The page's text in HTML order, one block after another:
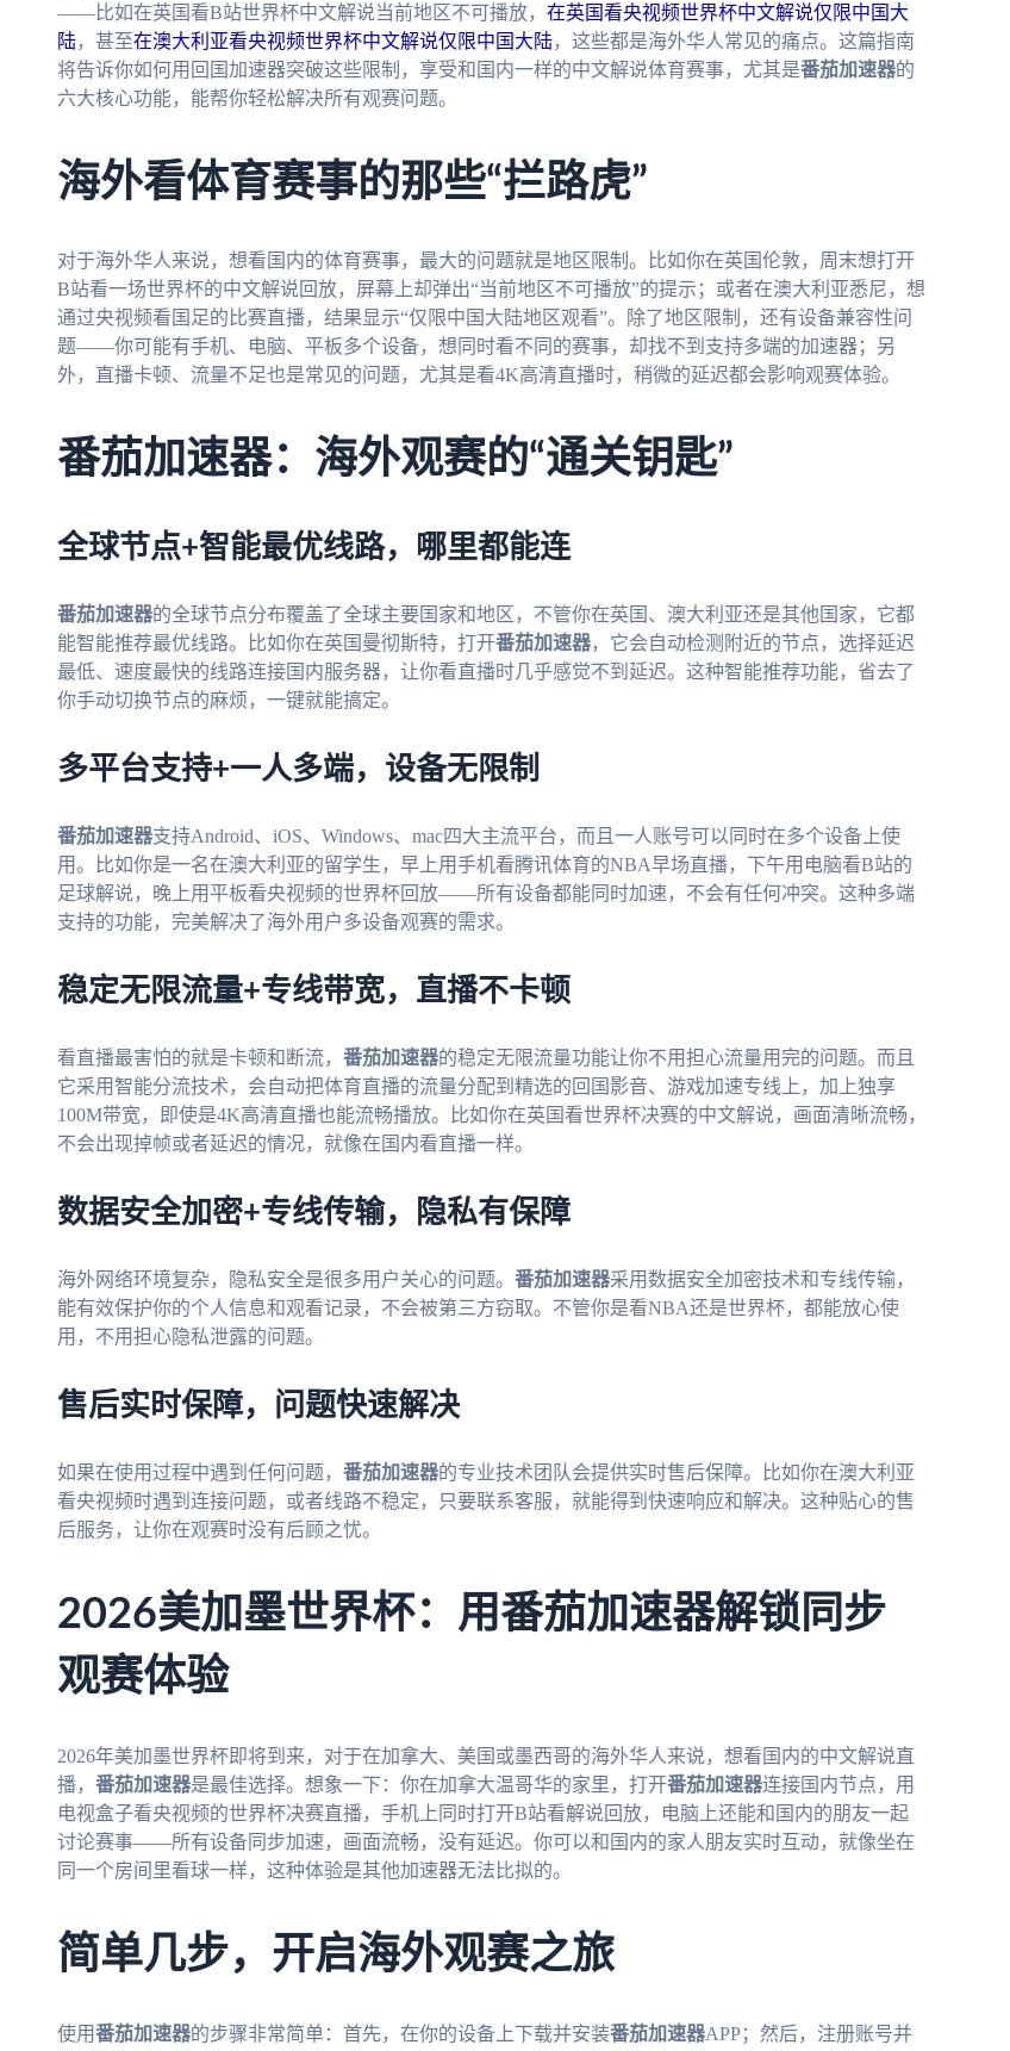
——比如在英国看B站世界杯中文解说当前地区不可播放， 在英国看央视频世界杯中文解说仅限中国大
陆，甚至在澳大利亚看央视频世界杯中文解说仅限中国大陆，这些都是海外华人常见的痛点。这篇指南
将告诉你如何用回国加速器突破这些限制，享受和国内一样的中文解说体育赛事，尤其是番茄加速器的
六大核心功能，能帮你轻松解决所有观赛问题。
海外看体育赛事的那些“拦路虎”
对于海外华人来说，想看国内的体育赛事，最大的问题就是地区限制。比如你在英国伦敦，周末想打开
B站看一场世界杯的中文解说回放，屏幕上却弹出“当前地区不可播放”的提示；或者在澳大利亚悉尼，想
通过央视频看国足的比赛直播，结果显示“仅限中国大陆地区观看”。除了地区限制，还有设备兼容性问
题——你可能有手机、电脑、平板多个设备，想同时看不同的赛事，却找不到支持多端的加速器；另
外，直播卡顿、流量不足也是常见的问题，尤其是看4K高清直播时，稍微的延迟都会影响观赛体验。
番茄加速器：海外观赛的“通关钥匙”
全球节点+智能最优线路，哪里都能连
番茄加速器的全球节点分布覆盖了全球主要国家和地区，不管你在英国、澳大利亚还是其他国家，它都
能智能推荐最优线路。比如你在英国曼彻斯特，打开番茄加速器，它会自动检测附近的节点，选择延迟
最低、速度最快的线路连接国内服务器，让你看直播时几乎感觉不到延迟。这种智能推荐功能，省去了
你手动切换节点的麻烦，一键就能搞定。
多平台支持+一人多端，设备无限制
番茄加速器支持Android、iOS、Windows、mac四大主流平台，而且一人账号可以同时在多个设备上使
用。比如你是一名在澳大利亚的留学生，早上用手机看腾讯体育的NBA早场直播，下午用电脑看B站的
足球解说，晚上用平板看央视频的世界杯回放——所有设备都能同时加速，不会有任何冲突。这种多端
支持的功能，完美解决了海外用户多设备观赛的需求。
稳定无限流量+专线带宽，直播不卡顿
看直播最害怕的就是卡顿和断流， 番茄加速器的稳定无限流量功能让你不用担心流量用完的问题。而且
它采用智能分流技术，会自动把体育直播的流量分配到精选的回国影音、游戏加速专线上，加上独享
100M带宽，即使是4K高清直播也能流畅播放。比如你在英国看世界杯决赛的中文解说，画面清晰流畅，
不会出现掉帧或者延迟的情况，就像在国内看直播一样。
数据安全加密+专线传输，隐私有保障
海外网络环境复杂，隐私安全是很多用户关心的问题。 番茄加速器采用数据安全加密技术和专线传输，
能有效保护你的个人信息和观看记录，不会被第三方窃取。不管你是看NBA还是世界杯，都能放心使
用，不用担心隐私泄露的问题。
售后实时保障，问题快速解决
如果在使用过程中遇到任何问题， 番茄加速器的专业技术团队会提供实时售后保障。比如你在澳大利亚
看央视频时遇到连接问题，或者线路不稳定，只要联系客服，就能得到快速响应和解决。这种贴心的售
后服务，让你在观赛时没有后顾之忧。
2026美加墨世界杯：用番茄加速器解锁同步
观赛体验
2026年美加墨世界杯即将到来，对于在加拿大、美国或墨西哥的海外华人来说，想看国内的中文解说直
播， 番茄加速器是最佳选择。想象一下：你在加拿大温哥华的家里，打开番茄加速器连接国内节点，用
电视盒子看央视频的世界杯决赛直播，手机上同时打开B站看解说回放，电脑上还能和国内的朋友一起
讨论赛事——所有设备同步加速，画面流畅，没有延迟。你可以和国内的家人朋友实时互动，就像坐在
同一个房间里看球一样，这种体验是其他加速器无法比拟的。
简单几步，开启海外观赛之旅
使用番茄加速器的步骤非常简单：首先，在你的设备上下载并安装番茄加速器APP；然后，注册账号并